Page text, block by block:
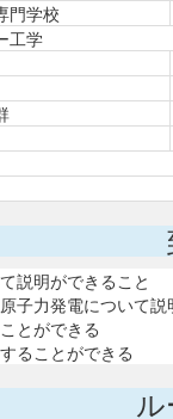
門学校
工学
説明ができること
子力発電について
とができる
ることができる